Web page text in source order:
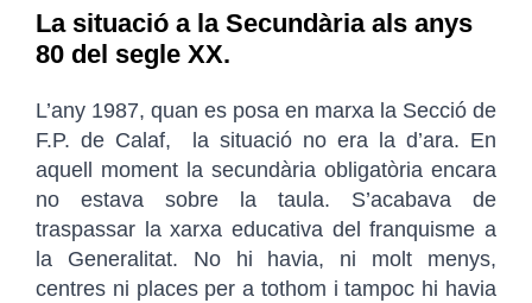
La situació a la Secundària als anys
80 del segle XX.
L’any 1987, quan es posa en marxa la Secció de
F.P. de Calaf, la situació no era la d’ara. En
aquell moment la secundària obligatòria encara
no estava sobre la taula. S’acabava de
traspassar la xarxa educativa del franquisme a
la Generalitat. No hi havia, ni molt menys,
centres ni places per a tothom i tampoc hi havia